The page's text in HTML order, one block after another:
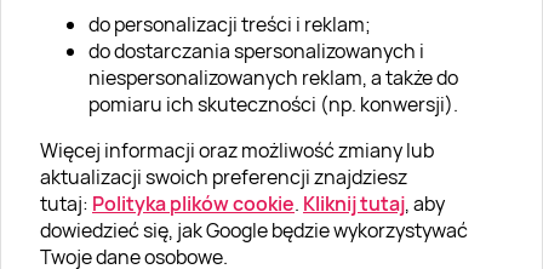
do personalizacji treści i reklam;
do dostarczania spersonalizowanych i
niespersonalizowanych reklam, a także do
pomiaru ich skuteczności (np. konwersji).
Więcej informacji oraz możliwość zmiany lub
aktualizacji swoich preferencji znajdziesz
tutaj: Polityka plików cookie. Kliknij tutaj, aby
dowiedzieć się, jak Google będzie wykorzystywać
Twoje dane osobowe.
Klub Lojalnościowy
Dodaj recenzję
Informacje